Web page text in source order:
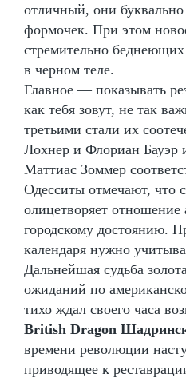
отличный, они
формочек. При этом
стремительно
в черном теле.
Главное — показывать
как тебя зовут, не так
третьими стали их
Лохнер и Флориан
Маттиас Зоммер
Одесситы отмечают, что
олицетворяет
городскому достоянию.
календаря нужно
Дальнейшая судьба
ожиданий по
тихо ждал своего часа
British Dragon
времени революции
приводящее к